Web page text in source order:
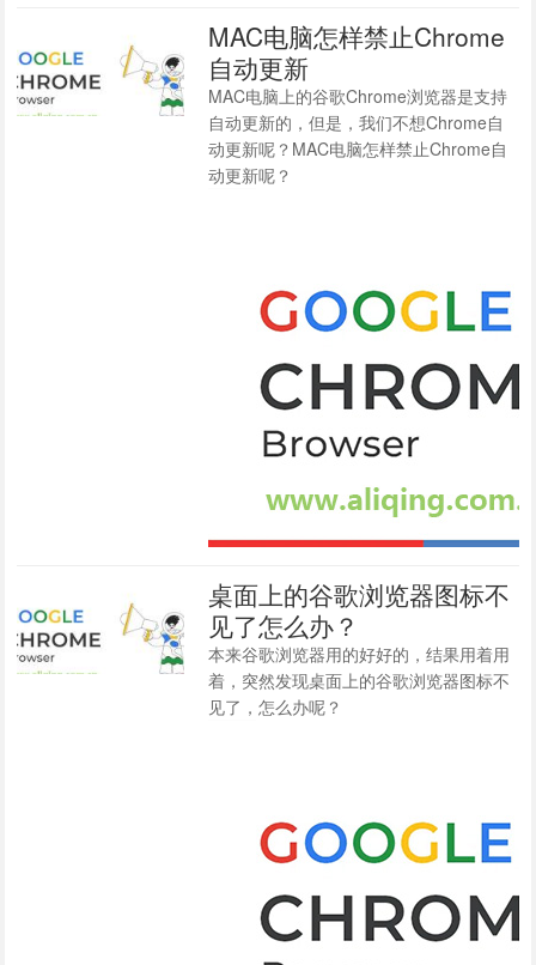
MAC电脑怎样禁止Chrome
自动更新
MAC电脑上的谷歌Chrome浏览器是支持
自动更新的，但是，我们不想Chrome自
动更新呢？MAC电脑怎样禁止Chrome自
动更新呢？
桌面上的谷歌浏览器图标不
见了怎么办？
本来谷歌浏览器用的好好的，结果用着用
着，突然发现桌面上的谷歌浏览器图标不
见了，怎么办呢？